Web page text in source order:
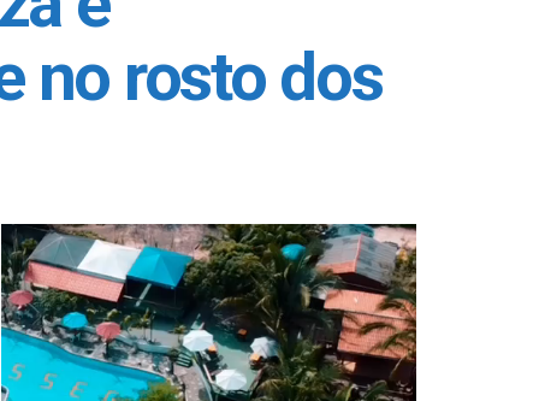
no rosto dos
Tocador
de
vídeo